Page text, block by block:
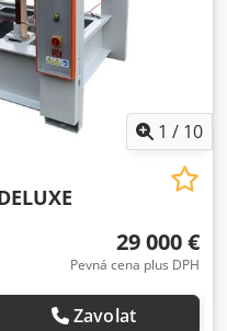
1 / 10
29 000 €
Pevná cena plus DPH
Zavolat